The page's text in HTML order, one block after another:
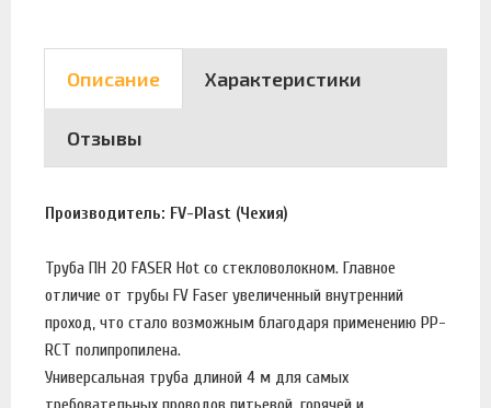
Описание Характеристики
Отзывы
Производитель: FV-Plast (Чехия)
Труба ПН 20 FASER Hot со стекловолокном. Главное
отличие от трубы FV Faser увеличенный внутренний
проход, что стало возможным благодаря применению PP-
RCT полипропилена.
Универсальная труба длиной 4 м для самых